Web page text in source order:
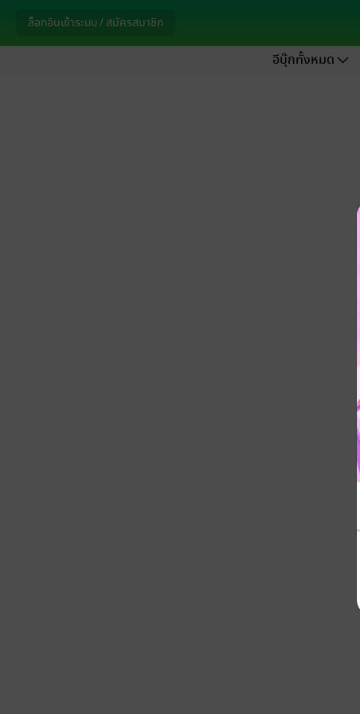
ล็อกอินเข้าระบบ / สมัครสมาชิก
อีบุ๊กทั้งหมด